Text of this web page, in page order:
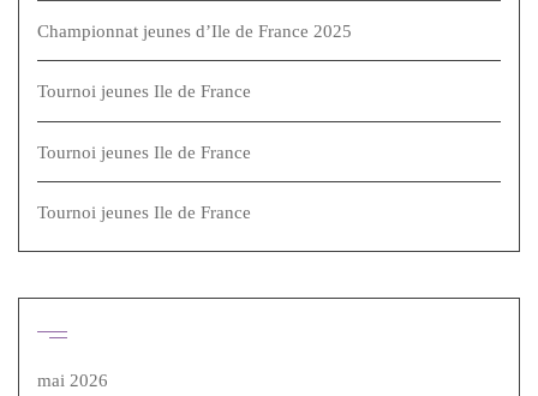
Championnat jeunes d’Ile de France 2025
Tournoi jeunes Ile de France
Tournoi jeunes Ile de France
Tournoi jeunes Ile de France
mai 2026